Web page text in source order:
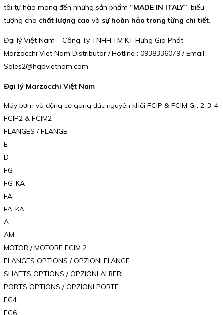
tôi tự hào mang đến những sản phẩm “MADE IN ITALY”, biểu
tượng cho chất lượng cao và sự hoàn hảo trong từng chi tiết.
Đại lý Việt Nam – Công Ty TNHH TM KT Hưng Gia Phát
Marzocchi Viet Nam Distributor / Hotline : 0938336079 / Email :
Sales2@hgpvietnam.com
Đại lý Marzocchi Việt Nam
Máy bơm và động cơ gang đúc nguyên khối FCIP & FCIM Gr. 2-3-4
FCIP2 & FCIM2
FLANGES / FLANGE
E
D
FG
FG-KA
FA –
FA-KA
A
AM
MOTOR / MOTORE FCIM 2
FLANGES OPTIONS / OPZIONI FLANGE
SHAFTS OPTIONS / OPZIONI ALBERI
PORTS OPTIONS / OPZIONI PORTE
FG4
FG6